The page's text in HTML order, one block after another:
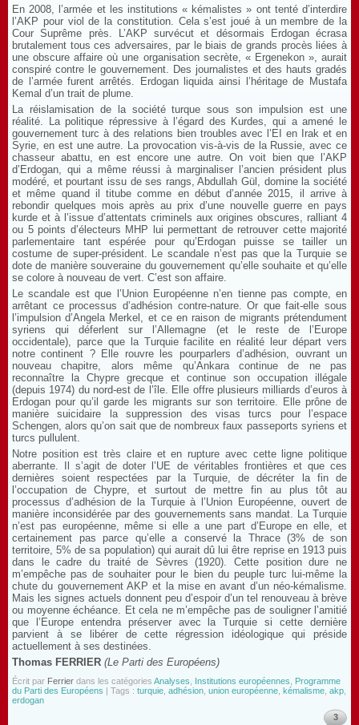
En 2008, l’armée et les institutions « kémalistes » ont tenté d’interdire
l’AKP pour viol de la constitution. Cela s’est joué à un membre de la
Cour Suprême près. L’AKP survécut et désormais Erdogan écrasa
brutalement tous ces adversaires, par le biais de grands procès liées à
une obscure affaire où une organisation secrète, « Ergenekon », aurait
conspiré contre le gouvernement. Des journalistes et des hauts gradés
de l’armée furent arrêtés. Erdogan liquida ainsi l’héritage de Mustafa
Kemal d’un trait de plume.
La réislamisation de la société turque sous son impulsion est une
réalité. La politique répressive à l’égard des Kurdes, qui a amené le
gouvernement turc à des relations bien troubles avec l’EI en Irak et en
Syrie, en est une autre. La provocation vis-à-vis de la Russie, avec ce
chasseur abattu, en est encore une autre. On voit bien que l’AKP
d’Erdogan, qui a même réussi à marginaliser l’ancien président plus
modéré, et pourtant issu de ses rangs, Abdullah Gül, domine la société
et même quand il titube comme en début d’année 2015, il arrive à
rebondir quelques mois après au prix d’une nouvelle guerre en pays
kurde et à l’issue d’attentats criminels aux origines obscures, ralliant 4
ou 5 points d’électeurs MHP lui permettant de retrouver cette majorité
parlementaire tant espérée pour qu’Erdogan puisse se tailler un
costume de super-président. Le scandale n’est pas que la Turquie se
dote de manière souveraine du gouvernement qu’elle souhaite et qu’elle
se colore à nouveau de vert. C’est son affaire.
Le scandale est que l’Union Européenne n’en tienne pas compte, en
arrêtant ce processus d’adhésion contre-nature. Or que fait-elle sous
l’impulsion d’Angela Merkel, et ce en raison de migrants prétendument
syriens qui déferlent sur l’Allemagne (et le reste de l’Europe
occidentale), parce que la Turquie facilite en réalité leur départ vers
notre continent ? Elle rouvre les pourparlers d’adhésion, ouvrant un
nouveau chapitre, alors même qu’Ankara continue de ne pas
reconnaître la Chypre grecque et continue son occupation illégale
(depuis 1974) du nord-est de l’île. Elle offre plusieurs milliards d’euros à
Erdogan pour qu’il garde les migrants sur son territoire. Elle prône de
manière suicidaire la suppression des visas turcs pour l’espace
Schengen, alors qu’on sait que de nombreux faux passeports syriens et
turcs pullulent.
Notre position est très claire et en rupture avec cette ligne politique
aberrante. Il s’agit de doter l’UE de véritables frontières et que ces
dernières soient respectées par la Turquie, de décréter la fin de
l’occupation de Chypre, et surtout de mettre fin au plus tôt au
processus d’adhésion de la Turquie à l’Union Européenne, ouvert de
manière inconsidérée par des gouvernements sans mandat. La Turquie
n’est pas européenne, même si elle a une part d’Europe en elle, et
certainement pas parce qu’elle a conservé la Thrace (3% de son
territoire, 5% de sa population) qui aurait dû lui être reprise en 1913 puis
dans le cadre du traité de Sèvres (1920). Cette position dure ne
m’empêche pas de souhaiter pour le bien du peuple turc lui-même la
chute du gouvernement AKP et la mise en avant d’un néo-kémalisme.
Mais les signes actuels donnent peu d’espoir d’un tel renouveau à brève
ou moyenne échéance. Et cela ne m’empêche pas de souligner l’amitié
que l’Europe entendra préserver avec la Turquie si cette dernière
parvient à se libérer de cette régression idéologique qui préside
actuellement à ses destinées.
Thomas FERRIER (Le Parti des Européens)
Écrit par Ferrier dans les catégories Analyses Institutions européennes
Programme
du Parti des Européens | Tags : turquie adhésion union européenne kémalisme akp
erdogan
3